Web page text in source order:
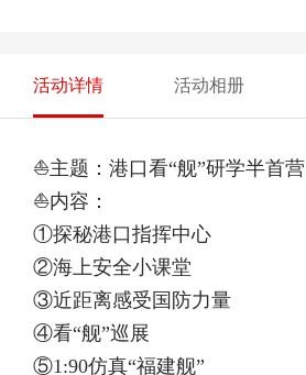
活动详情 活动相册
⛵主题：港口看“舰”研学半首营
⛵内容：
①探秘港口指挥中心
②海上安全小课堂
③近距离感受国防力量
④看“舰”巡展
⑤1:90仿真“福建舰”